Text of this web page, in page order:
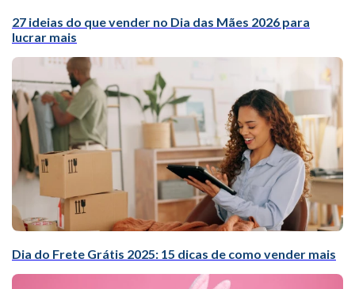
27 ideias do que vender no Dia das Mães 2026 para
lucrar mais
Dia do Frete Grátis 2025: 15 dicas de como vender mais